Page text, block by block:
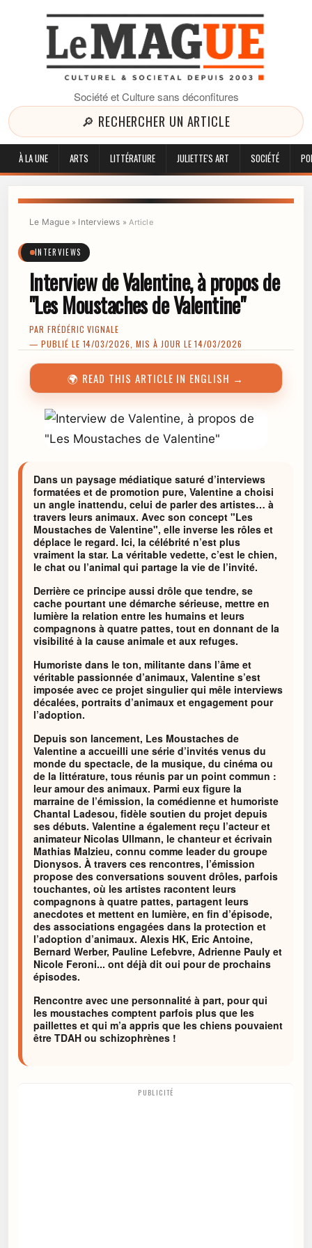
Société et Culture sans déconfitures
🔎 RECHERCHER UN ARTICLE
À LA UNE ARTS LITTÉRATURE JULIETTE'S ART SOCIÉTÉ
Le Mague» Interviews »Article
INTERVIEWS
Interview de Valentine, à propos de
"Les Moustaches de Valentine"
PAR FRÉDÉRIC VIGNALE
— PUBLIÉ LE 14/03/2026, MIS À JOUR LE 14/03/2026
🌍 READ THIS ARTICLE IN ENGLISH →
Dans un paysage médiatique saturé d’interviews
formatées et de promotion pure, Valentine a choisi
un angle inattendu, celui de parler des artistes… à
travers leurs animaux. Avec son concept "Les
Moustaches de Valentine", elle inverse les rôles et
déplace le regard. Ici, la célébrité n’est plus
vraiment la star. La véritable vedette, c’est le chien,
le chat ou l’animal qui partage la vie de l’invité.
Derrière ce principe aussi drôle que tendre, se
cache pourtant une démarche sérieuse, mettre en
lumière la relation entre les humains et leurs
compagnons à quatre pattes, tout en donnant de la
visibilité à la cause animale et aux refuges.
Humoriste dans le ton, militante dans l’âme et
véritable passionnée d’animaux, Valentine s’est
imposée avec ce projet singulier qui mêle interviews
décalées, portraits d’animaux et engagement pour
l’adoption.
Depuis son lancement, Les Moustaches de
Valentine a accueilli une série d’invités venus du
monde du spectacle, de la musique, du cinéma ou
de la littérature, tous réunis par un point commun :
leur amour des animaux. Parmi eux figure la
marraine de l’émission, la comédienne et humoriste
Chantal Ladesou, fidèle soutien du projet depuis
ses débuts. Valentine a également reçu l’acteur et
animateur Nicolas Ullmann, le chanteur et écrivain
Mathias Malzieu, connu comme leader du groupe
Dionysos. À travers ces rencontres, l’émission
propose des conversations souvent drôles, parfois
touchantes, où les artistes racontent leurs
compagnons à quatre pattes, partagent leurs
anecdotes et mettent en lumière, en fin d’épisode,
des associations engagées dans la protection et
l’adoption d’animaux. Alexis HK, Eric Antoine,
Bernard Werber, Pauline Lefebvre, Adrienne Pauly et
Nicole Feroni... ont déjà dit oui pour de prochains
épisodes.
Rencontre avec une personnalité à part, pour qui
les moustaches comptent parfois plus que les
paillettes et qui m’a appris que les chiens pouvaient
être TDAH ou schizophrènes !
PUBLICITÉ